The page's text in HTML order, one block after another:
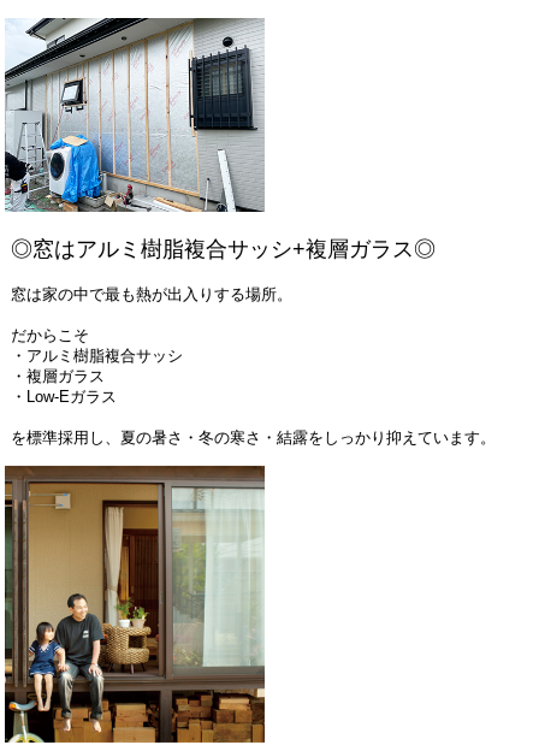
◎窓はアルミ樹脂複合サッシ+複層ガラス◎
窓は家の中で最も熱が出入りする場所。
だからこそ
・アルミ樹脂複合サッシ
・複層ガラス
・Low-Eガラス
を標準採用し、夏の暑さ・冬の寒さ・結露をしっかり抑えています。